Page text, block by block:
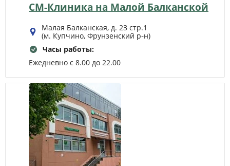
СМ-Клиника на Малой Балканской
Малая Балканская, д. 23 стр.1
(м. Купчино, Фрунзенский р‑н)
Часы работы:
Ежедневно с 8.00 до 22.00